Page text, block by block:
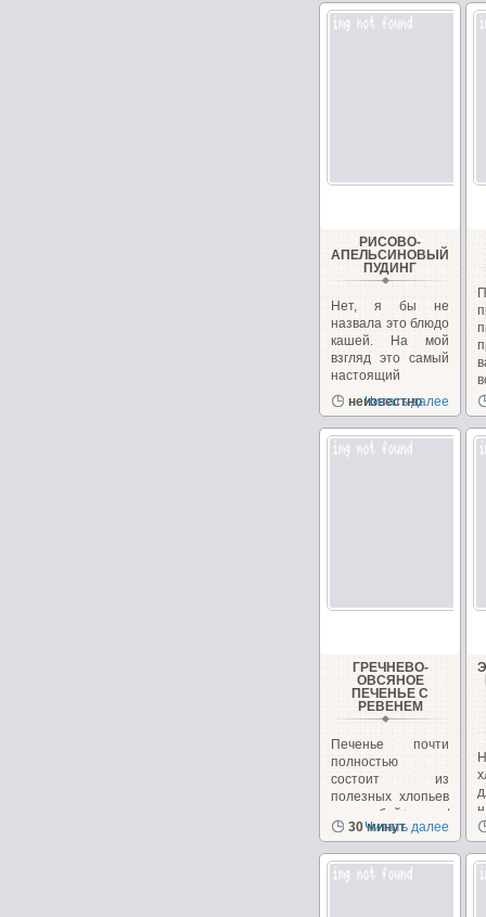
РИСОВО-
АПЕЛЬСИНОВЫЙ
ПУДИНГ
Нет, я бы не
назвала это блюдо
кашей. На мой
взгляд это самый
настоящий
пудинг....
неизвестно
Читать далее
ГРЕЧНЕВО-
ОВСЯНОЕ
ПЕЧЕНЬЕ С
РЕВЕНЕМ
Печенье почти
полностью
состоит из
полезных хлопьев
и отрубей+орехи/
семечки,...
30 минут
Читать далее